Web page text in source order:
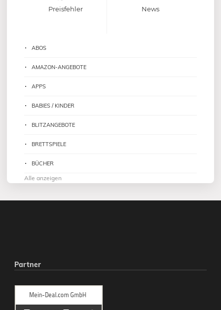
Preisfehler News
ABOS
AMAZON-ANGEBOTE
APPS
BABIES / KINDER
BLITZANGEBOTE
BRETTSPIELE
BÜCHER
Alle anzeigen
Partner